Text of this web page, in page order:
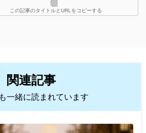
この記事のタイトルとURLをコピーする
関連記事
一緒に読まれています